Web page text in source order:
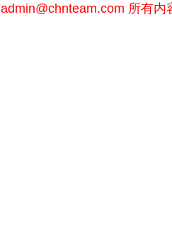
admin@chnteam.com 所有内